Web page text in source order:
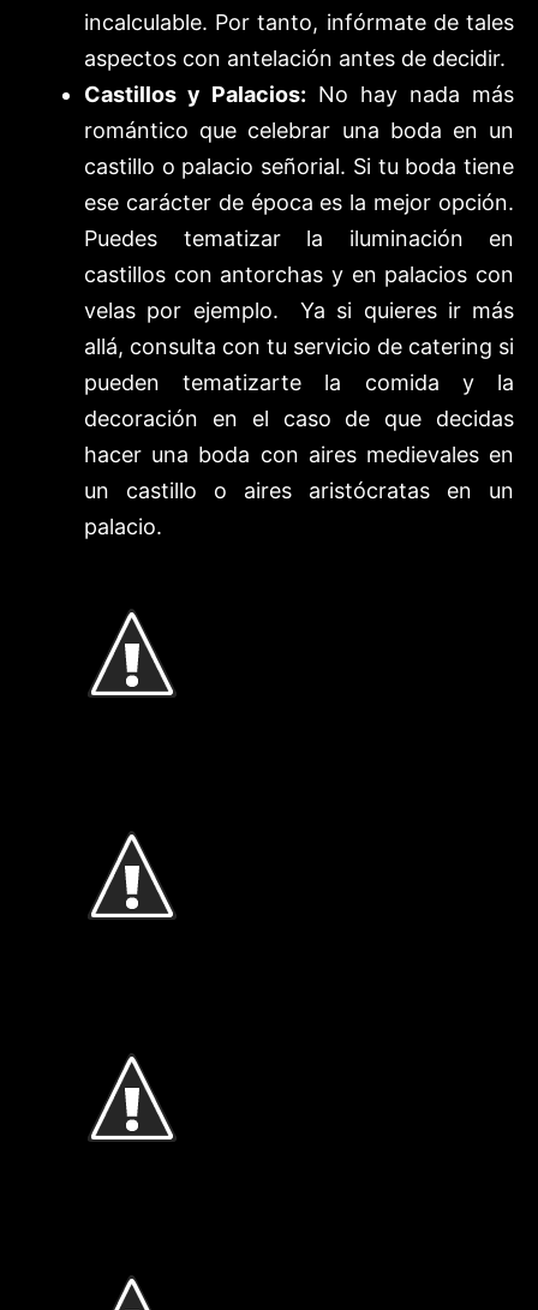
incalculable. Por tanto, infórmate de tales
aspectos con antelación antes de decidir.
Castillos y Palacios: No hay nada más
romántico que celebrar una boda en un
castillo o palacio señorial. Si tu boda tiene
ese carácter de época es la mejor opción.
Puedes tematizar la iluminación en
castillos con antorchas y en palacios con
velas por ejemplo. Ya si quieres ir más
allá, consulta con tu servicio de catering si
pueden tematizarte la comida y la
decoración en el caso de que decidas
hacer una boda con aires medievales en
un castillo o aires aristócratas en un
palacio.